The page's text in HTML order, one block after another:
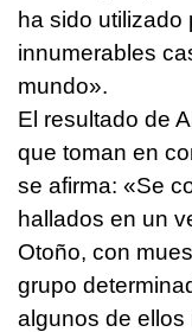
ha sido utilizado
innumerables
mundo».
El resultado de
que toman en
se afirma: «Se
hallados en un
Otoño, con
grupo
algunos de ellos